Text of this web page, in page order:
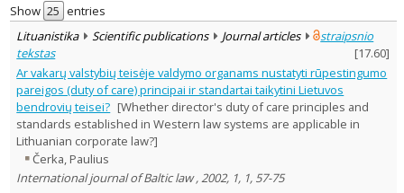
Document Type:
Journal articles 10
Dissertations 1
Subject area
Law 9
Management 2
Text language
Country of publication
Historical periods
Lithuanian place names
Show
entries
Lituanistika
Scientific publications Journal articles
straipsnio
tekstas
[17.60]
Ar vakarų valstybių teisėje valdymo organams nustatyti rūpestingumo
pareigos (duty of care) principai ir standartai taikytini Lietuvos
bendrovių teisei? [Whether director's duty of care principles and
standards established in Western law systems are applicable in
Lithuanian corporate law?]
Čerka, Paulius
International journal of Baltic law , 2002, 1, 1, 57-75